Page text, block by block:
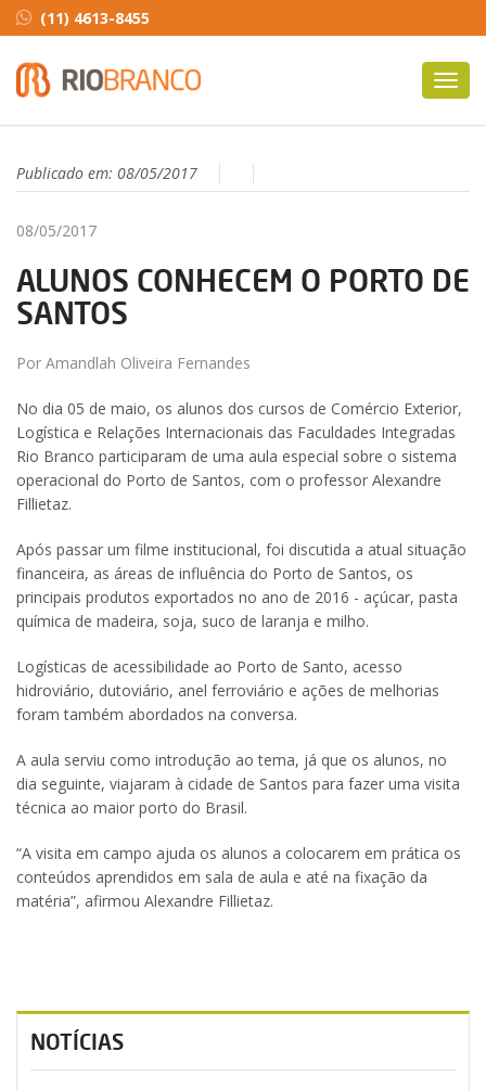
(11) 4613-8455
Publicado em: 08/05/2017
08/05/2017
ALUNOS CONHECEM O PORTO DE
SANTOS
Por Amandlah Oliveira Fernandes
No dia 05 de maio, os alunos dos cursos de Comércio Exterior,
Logística e Relações Internacionais das Faculdades Integradas
Rio Branco participaram de uma aula especial sobre o sistema
operacional do Porto de Santos, com o professor Alexandre
Fillietaz.
Após passar um filme institucional, foi discutida a atual situação
financeira, as áreas de influência do Porto de Santos, os
principais produtos exportados no ano de 2016 - açúcar, pasta
química de madeira, soja, suco de laranja e milho.
Logísticas de acessibilidade ao Porto de Santo, acesso
hidroviário, dutoviário, anel ferroviário e ações de melhorias
foram também abordados na conversa.
A aula serviu como introdução ao tema, já que os alunos, no
dia seguinte, viajaram à cidade de Santos para fazer uma visita
técnica ao maior porto do Brasil.
“A visita em campo ajuda os alunos a colocarem em prática os
conteúdos aprendidos em sala de aula e até na fixação da
matéria”, afirmou Alexandre Fillietaz.
NOTÍCIAS